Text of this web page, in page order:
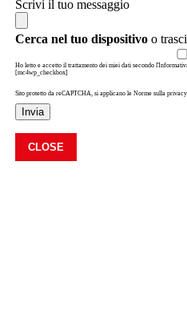
Scrivi il tuo messaggio
Cerca nel tuo dispositivoo
Ho letto e accetto il trattamento dei miei dati secondo
[mc4wp_checkbox]
Sito protetto da reCAPTCHA, si applicano le Norme sulla
Invia
CLOSE